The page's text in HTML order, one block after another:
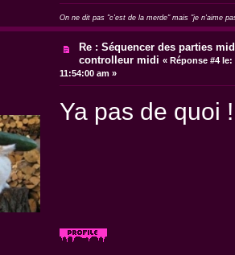
On ne dit pas "c'est de la merde" mais "je n'aime
Re : Séquencer des parties
controlleur midi «Réponse #4 le:
11:54:00 am »
Ya pas de quoi !